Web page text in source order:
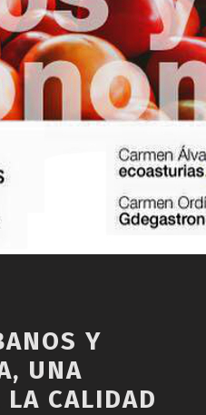
Y
UNA
CALIDAD